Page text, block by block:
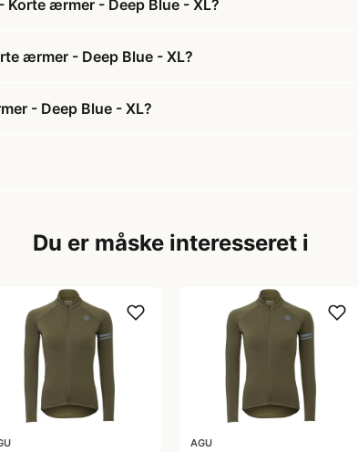
Korte ærmer - Deep Blue - XL?
ærmer - Deep Blue - XL?
- Deep Blue - XL?
Du er måske interesseret i
AGU